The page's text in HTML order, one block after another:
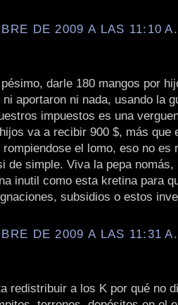
DE 2009 A LAS 11:10
darle 180 mangos por
ni aportaron ni nada, usando la
impuestos es una
va a recibir 900 $, más que
el lomo, eso no es
de simple. Viva la pepa nomás,
inutil como esta kretina para
subsidios o estos
DE 2009 A LAS 11:31
redistribuir a los K por qué no